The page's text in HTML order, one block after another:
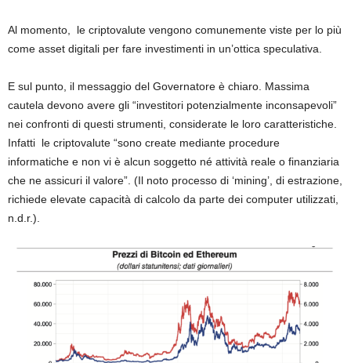
Al momento,
le criptovalute vengono comunemente viste per lo più
come asset digitali per fare investimenti in un’ottica speculativa.
E sul punto, il messaggio del Governatore è chiaro. Massima
cautela devono avere gli “investitori potenzialmente inconsapevoli”
nei confronti di questi strumenti, considerate le loro caratteristiche.
Infatti le criptovalute “sono create mediante procedure
informatiche e non vi è alcun soggetto né attività reale o finanziaria
che ne assicuri il valore”. (Il noto processo di ‘mining’, di estrazione,
richiede elevate capacità di calcolo da parte dei computer utilizzati,
n.d.r.).